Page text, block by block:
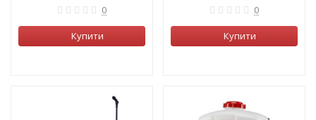
0
Купити
0
Купити